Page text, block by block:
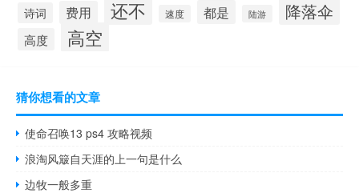
诗词 费用 还不 速度 都是 陆游 降落伞
高度 高空
猜你想看的文章
使命召唤13 ps4 攻略视频
浪淘风簸自天涯的上一句是什么
边牧一般多重